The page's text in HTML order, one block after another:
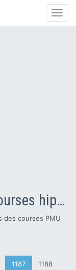
Les résultats PMU des courses hippiques en vidéo
des courses PMU
1187
1188